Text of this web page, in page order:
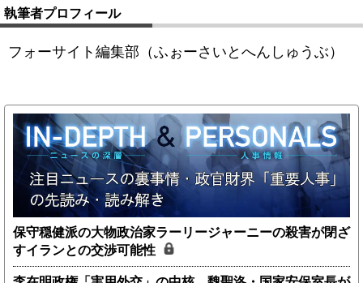
執筆者プロフィール
フォーサイト編集部（ふぉーさいとへんしゅうぶ）
保守穏健派の大物政治家ラーリージャーニーの殺害が閉ざ
すイランとの交渉可能性